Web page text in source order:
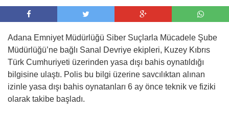
Adana Emniyet Müdürlüğü Siber Suçlarla Mücadele Şube
Müdürlüğü’ne bağlı Sanal Devriye ekipleri, Kuzey Kıbrıs
Türk Cumhuriyeti üzerinden yasa dışı bahis oynatıldığı
bilgisine ulaştı. Polis bu bilgi üzerine savcılıktan alınan
izinle yasa dışı bahis oynatanları 6 ay önce teknik ve fiziki
olarak takibe başladı.